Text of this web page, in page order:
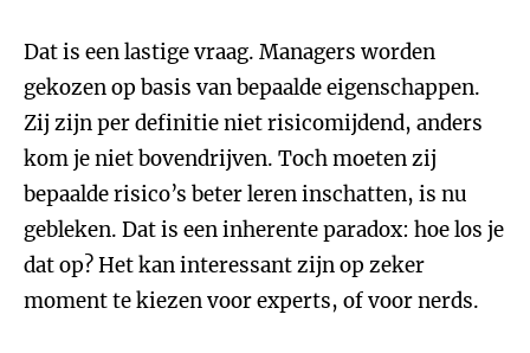
Dat is een lastige vraag. Managers worden
gekozen op basis van bepaalde eigenschappen.
Zij zijn per definitie niet risicomijdend, anders
kom je niet bovendrijven. Toch moeten zij
bepaalde risico’s beter leren inschatten, is nu
gebleken. Dat is een inherente paradox: hoe los je
dat op? Het kan interessant zijn op zeker
moment te kiezen voor experts, of voor nerds.